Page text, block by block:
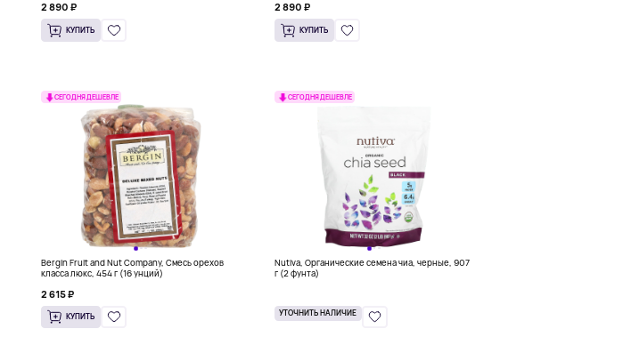
2 890 ₽
КУПИТЬ
2 890 ₽
КУПИТЬ
СЕГОДНЯ ДЕШЕВЛЕ
Bergin Fruit and Nut Company, Смесь орехов
класса люкс, 454 г (16 унций)
2 615 ₽
КУПИТЬ
СЕГОДНЯ ДЕШЕВЛЕ
Nutiva, Органические семена чиа, черные, 907
г (2 фунта)
УТОЧНИТЬ НАЛИЧИЕ